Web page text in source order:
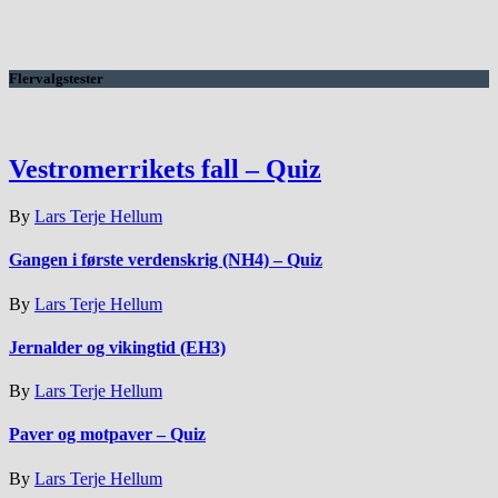
Flervalgstester
Vestromerrikets fall – Quiz
By Lars Terje Hellum
Gangen i første verdenskrig (NH4) – Quiz
By Lars Terje Hellum
Jernalder og vikingtid (EH3)
By Lars Terje Hellum
Paver og motpaver – Quiz
By Lars Terje Hellum